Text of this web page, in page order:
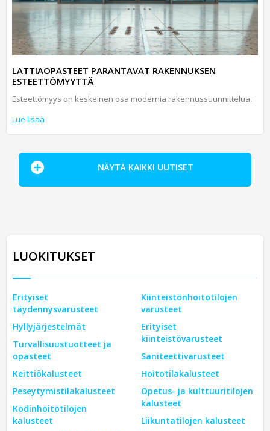
LATTIAOPASTEET PARANTAVAT RAKENNUKSEN
ESTEETTÖMYYTTÄ
Esteettömyys on keskeinen osa modernia rakennussuunnittelua.
Lue lisää
NÄYTÄ KAIKKI UUTISET
LUOKITUKSET
Erityiset
täydennysvarusteet
Hyllyjärjestelmät
Turvallisuustuotteet ja
opasteet
Keittiökalusteet
Peseytymistilakalusteet
Kodinhoitotilojen
kalusteet
Kiinteistönhoitotilojen
varusteet
Erityiset
kiinteistövarusteet
Saniteettivarusteet
Hoitotilakalusteet
Opetus- ja kulttuuritilojen
kalusteet
Liikuntatilojen kalusteet